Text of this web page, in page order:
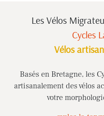
Les Vélos
Cycles
Vélos
Basés en Bretagne, les
artisanalement des vélos
votre